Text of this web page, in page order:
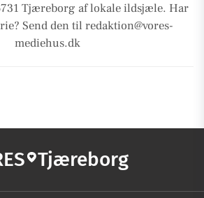
Tjæreborg af lokale ildsjæle. Har
Send den til redaktion@vores-
mediehus.dk
Tjæreborg